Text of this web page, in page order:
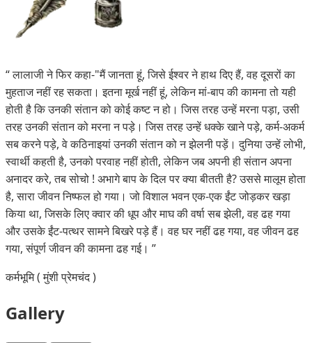
“लालाजी ने फिर कहा-"मैं जानता हूं, जिसे ईश्वर ने हाथ दिए हैं, वह दूसरों का
मुहताज नहीं रह सकता। इतना मूर्ख नहीं हूं, लेकिन मां-बाप की कामना तो यही
होती है कि उनकी संतान को कोई कष्ट न हो। जिस तरह उन्हें मरना पड़ा, उसी
तरह उनकी संतान को मरना न पड़े। जिस तरह उन्हें धक्के खाने पड़े, कर्म-अकर्म
सब करने पड़े, वे कठिनाइयां उनकी संतान को न झेलनी पड़ें। दुनिया उन्हें लोभी,
स्वार्थी कहती है, उनको परवाह नहीं होती, लेकिन जब अपनी ही संतान अपना
अनादर करे, तब सोचो ! अभागे बाप के दिल पर क्या बीतती है? उससे मालूम होता
है, सारा जीवन निष्फल हो गया। जो विशाल भवन एक-एक ईंट जोड़कर खड़ा
किया था, जिसके लिए क्वार की धूप और माघ की वर्षा सब झेली, वह ढह गया
और उसके ईंट-पत्थर सामने बिखरे पड़े हैं। वह घर नहीं ढह गया, वह जीवन ढह
गया, संपूर्ण जीवन की कामना ढह गई। ”
कर्मभूमि ( मुंशी प्रेमचंद )
Gallery